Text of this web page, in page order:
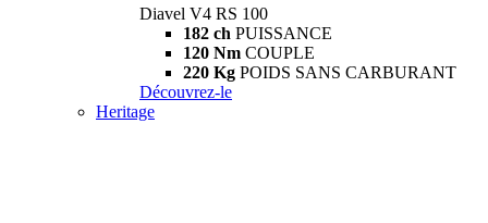
Diavel V4 RS 100
182 ch PUISSANCE
120 Nm COUPLE
220 Kg POIDS SANS CARBURANT
Découvrez-le
Heritage